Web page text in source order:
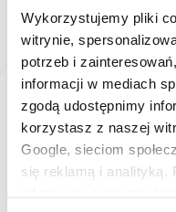
Wykorzystujemy pliki
witrynie,
potrzeb i
informacji w mediach
zgodą udostępnimy
korzystasz z naszej
Google, sieciom
się reklamą i analityką.
To provide the best
cookies to store and/or
these technologies will
browsing behavior or
withdrawing consent, may